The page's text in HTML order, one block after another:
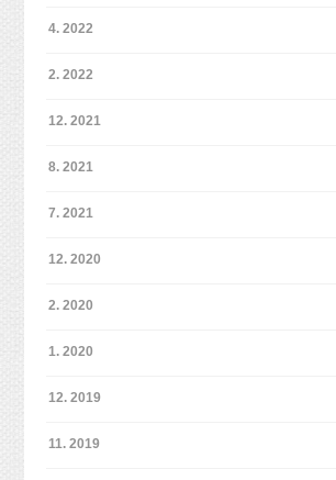
4. 2022
2. 2022
12. 2021
8. 2021
7. 2021
12. 2020
2. 2020
1. 2020
12. 2019
11. 2019